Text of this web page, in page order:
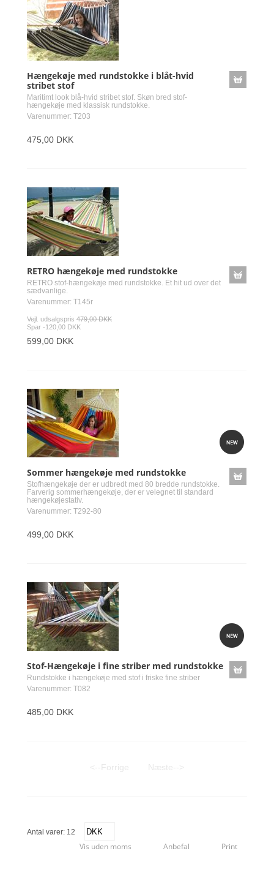
Hængekøje med rundstokke i blåt-hvid
stribet stof
Maritimt look blå-hvid stribet stof. Skøn bred stof-
hængekøje med klassisk rundstokke.
Varenummer: T203
475,00 DKK
RETRO hængekøje med rundstokke
RETRO stof-hængekøje med rundstokke. Et hit ud over det
sædvanlige.
Varenummer: T145r
Vejl. udsalgspris 479,00 DKK
Spar -120,00 DKK
599,00 DKK
Sommer hængekøje med rundstokke
Stofhængekøje der er udbredt med 80 bredde rundstokke.
Farverig sommerhængekøje, der er velegnet til standard
hængekøjestativ.
Varenummer: T292-80
499,00 DKK
Stof-Hængekøje i fine striber med rundstokke
Rundstokke i hængekøje med stof i friske fine striber
Varenummer: T082
485,00 DKK
<--Forrige Næste-->
Antal varer: 12
Vis uden moms Anbefal Print